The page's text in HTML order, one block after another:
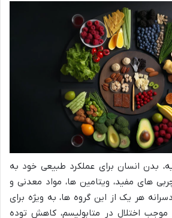
بدن انسان برای عملکرد طبیعی خود به
های مفید، ویتامین ها، مواد معدنی و
هر یک از این گروه ها، به ویژه برای
موجب اختلال در متابولیسم، کاهش توده